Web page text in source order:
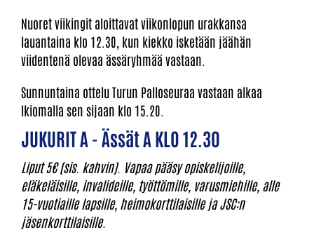
Nuoret viikingit aloittavat viikonlopun urakkansa
lauantaina klo 12.30, kun kiekko isketään jäähän
viidentenä olevaa ässäryhmää vastaan.
Sunnuntaina ottelu Turun Palloseuraa vastaan alkaa
Ikiomalla sen sijaan klo 15.20.
JUKURIT A - Ässät A KLO 12.30
Liput 5€ (sis. kahvin). Vapaa pääsy opiskelijoille,
eläkeläisille, invalideille, työttömille, varusmiehille, alle
15-vuotiaille lapsille, heimokorttilaisille ja JSC:n
jäsenkorttilaisille.